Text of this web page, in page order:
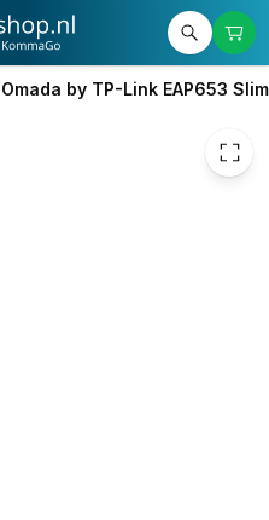
Omada by TP-Link EAP653 Slim